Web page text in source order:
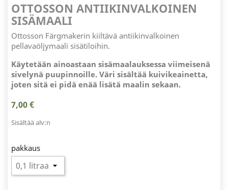
OTTOSSON ANTIIKINVALKOINEN
SISÄMAALI
Ottosson Färgmakerin kiiltävä antiikinvalkoinen
pellavaöljymaali sisätiloihin.
Käytetään ainoastaan sisämaalauksessa viimeisenä
sivelynä puupinnoille. Väri sisältää kuivikeainetta,
joten sitä ei pidä enää lisätä maalin sekaan.
7,00 €
Sisältää alv:n
pakkaus